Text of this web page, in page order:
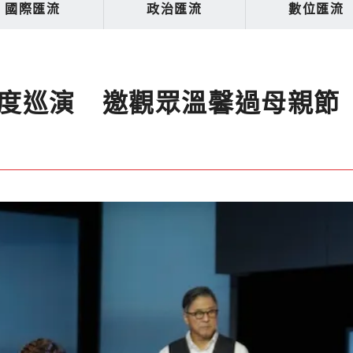
國際匯流 政治匯流 數位匯流
巡演 邀觀眾溫馨過母親節